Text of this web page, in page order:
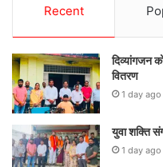
Recent
दिव्यांगजन
वितरण
1 day ago
युवा शक्ति
1 day ago